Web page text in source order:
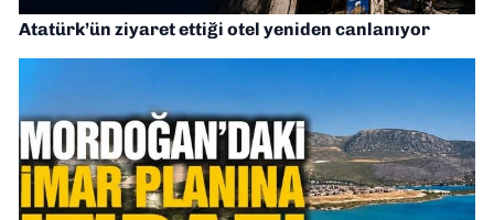
Atatürk’ün ziyaret ettiği otel yeniden canlanıyor